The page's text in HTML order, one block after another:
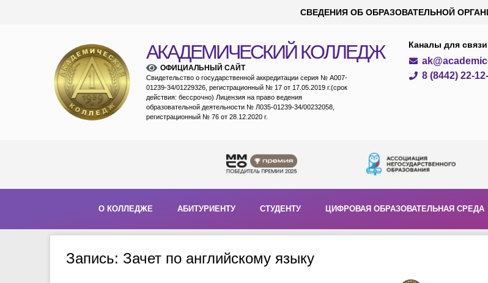
СВЕДЕНИЯ ОБ ОБРАЗОВАТЕЛЬНОЙ
АКАДЕМИЧЕСКИЙ КОЛЛЕДЖ
ОФИЦИАЛЬНЫЙ САЙТ
Свидетельство о государственной аккредитации серия № А007-
01239-34/01229326, регистрационный № 17 от 17.05.2019 г.(срок
действия: бессрочно) Лицензия на право ведения
образовательной деятельности № Л035-01239-34/00232058,
регистрационный № 76 от 28.12.2020 г.
Каналы для связи
8 (8442) 22-
О КОЛЛЕДЖЕ АБИТУРИЕНТУ СТУДЕНТУ ЦИФРОВАЯ ОБРАЗОВАТЕЛЬНАЯ СРЕДА
Запись: Зачет по английскому языку